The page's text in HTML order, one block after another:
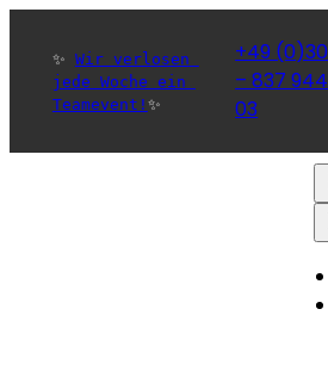
✨ Wir verlosen
jede Woche ein
Teamevent! ✨
+49 (0)30
– 837 944
03